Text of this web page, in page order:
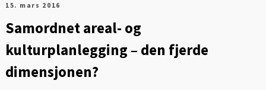
Sikkerhet og samfunn
15. mars 2016
Samordnet areal- og
kulturplanlegging – den fjerde
dimensjonen?